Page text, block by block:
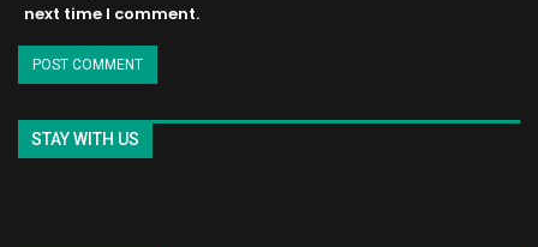
next time I comment.
STAY WITH US